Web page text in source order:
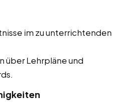
im zu unterrichtenden
über Lehrpläne und